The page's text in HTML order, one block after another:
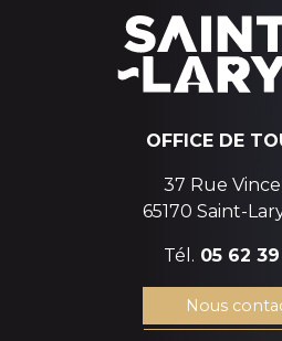
OFFICE DE
37 Rue
65170 Saint-
Tél. 05 62 39
Nous